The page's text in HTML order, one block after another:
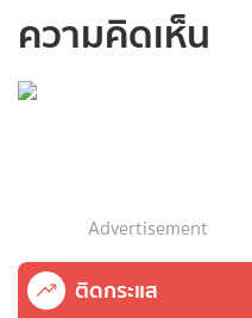
ความคิดเห็น
Advertisement
ติดกระแส